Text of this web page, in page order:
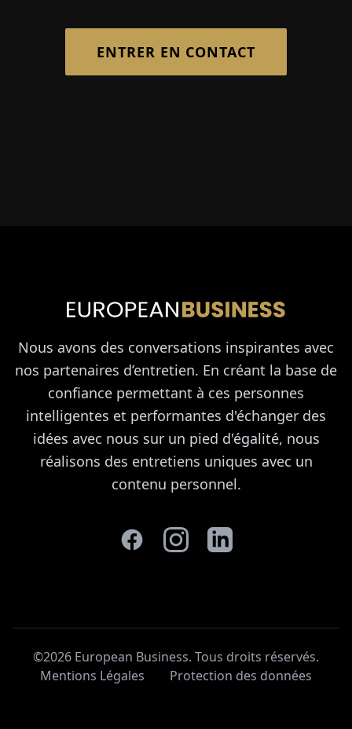
ENTRER EN CONTACT
Nous avons des conversations inspirantes avec
nos partenaires d’entretien. En créant la base de
confiance permettant à ces personnes
intelligentes et performantes d'échanger des
idées avec nous sur un pied d'égalité, nous
réalisons des entretiens uniques avec un
contenu personnel.
©2026 European Business. Tous droits réservés.
Mentions Légales
Protection des données